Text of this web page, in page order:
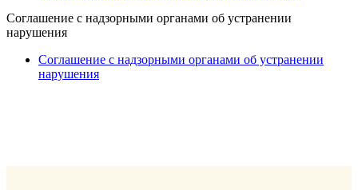
Cоглашение с надзорными органами об устранении
нарушения
Cоглашение с надзорными органами об устранении
нарушения